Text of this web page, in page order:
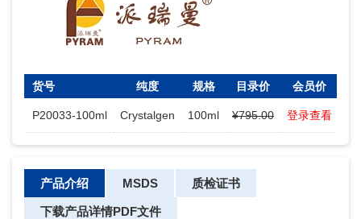
货号 纯度 规格 目录价 会员价
P20033-100ml Crystalgen 100ml ¥795.00 登录查看
产品介绍 MSDS 质检证书
下载产品详情PDF文件